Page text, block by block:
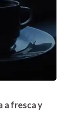
a fresca y